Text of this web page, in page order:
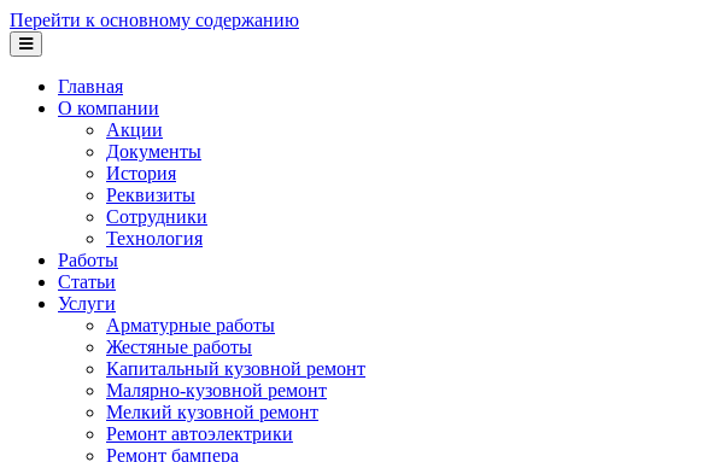
Перейти к основному содержанию
Главная
О компании
Акции
Документы
История
Реквизиты
Сотрудники
Технология
Работы
Статьи
Услуги
Арматурные работы
Жестяные работы
Капитальный кузовной ремонт
Малярно-кузовной ремонт
Мелкий кузовной ремонт
Ремонт автоэлектрики
Ремонт бампера